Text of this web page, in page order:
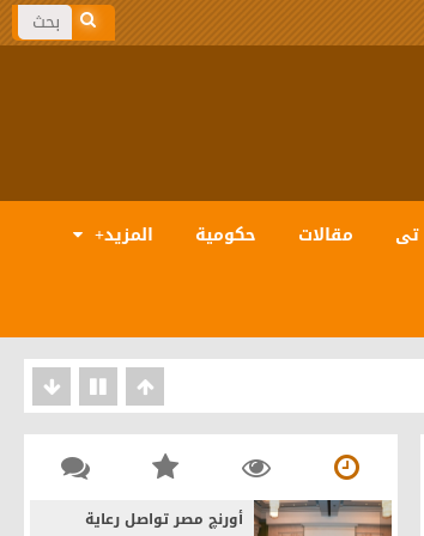
مقالات حكومية المزيد+
الاصطناعى
أورنچ مصر تواصل رعاية